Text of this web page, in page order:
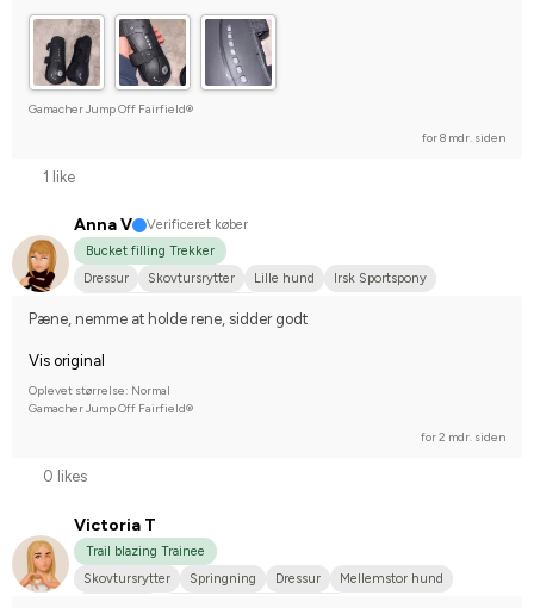
Gamacher Jump Off Fairfield®
for 8 mdr. siden
1 like
Anna V
Verificeret køber
Bucket filling Trekker
Dressur
Skovtursrytter Lille hund
Irsk Sportspony
Pæne, nemme at holde rene, sidder godt
Vis original
Oplevet størrelse: Normal
Gamacher Jump Off Fairfield®
for 2 mdr. siden
0 likes
Victoria T
Trail blazing Trainee
Skovtursrytter
Springning Dressur
Mellemstor hund